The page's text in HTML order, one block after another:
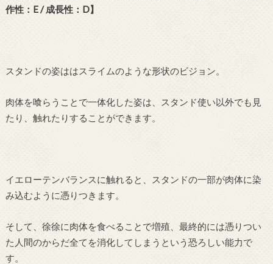
作性：E / 成長性：D】
スタンドの姿ははスライムのような形状のビジョン。
肉体を喰らうことで一体化した姿は、スタンド使い以外でも見
たり、触れたりすることができます。
イエローテンバランスに触れると、スタンドの一部が肉体に染
み込むように憑りつきます。
そして、徐徐に肉体を食べることで増殖、最終的には憑りつい
た人間のからだ全てを消化してしまうという恐ろしい能力で
す。